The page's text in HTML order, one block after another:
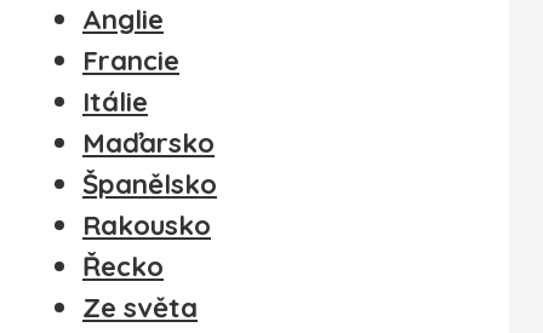
Anglie
Francie
Itálie
Maďarsko
Španělsko
Rakousko
Řecko
Ze světa